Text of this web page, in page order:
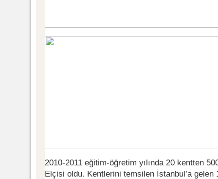
2010-2011 eğitim-öğretim yılında 20 kentten
Elçisi oldu. Kentlerini temsilen İstanbul’a